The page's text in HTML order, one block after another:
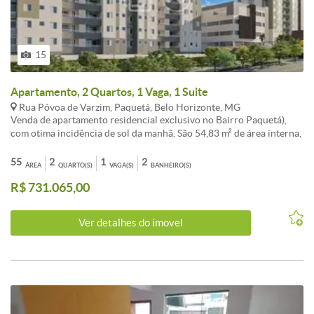
15
Apartamento, 2 Quartos, 1 Vaga, 1 Suite
Rua Póvoa de Varzim, Paquetá, Belo Horizonte, MG
Venda de apartamento residencial exclusivo no Bairro Paquetá),
com otima incidência de sol da manhã. São 54,83 m² de área interna,
área de serviço. O imóvel conta com excelente acabamento
diferenciado. e infraestrutura para comodidade e segurança: água
individual, gás canalizado, interfone etc. Condomínio com lazer
playground, salão de festas e espaço gourmet. Os valores e demais
informações poderão sofrer alterações sem aviso prévio.
ÁREA
55 QUARTO(S)
2 VAGA(S)
1 BANHEIRO(S)
2
R$ 731.065,00
Ver detalhes do ímovel